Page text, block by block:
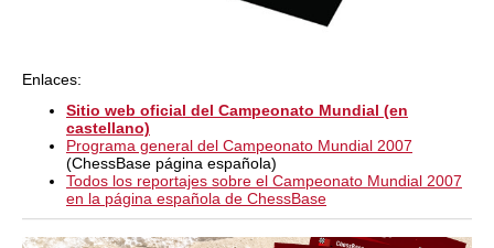
Enlaces:
Sitio web oficial del Campeonato Mundial (en
castellano)
Programa general del Campeonato Mundial 2007
(ChessBase página española)
Todos los reportajes sobre el Campeonato Mundial 2007
en la página española de ChessBase